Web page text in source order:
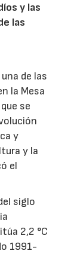
y las
las
de las
la Mesa
se
y
y la
el
siglo
2,2 °C
1991-